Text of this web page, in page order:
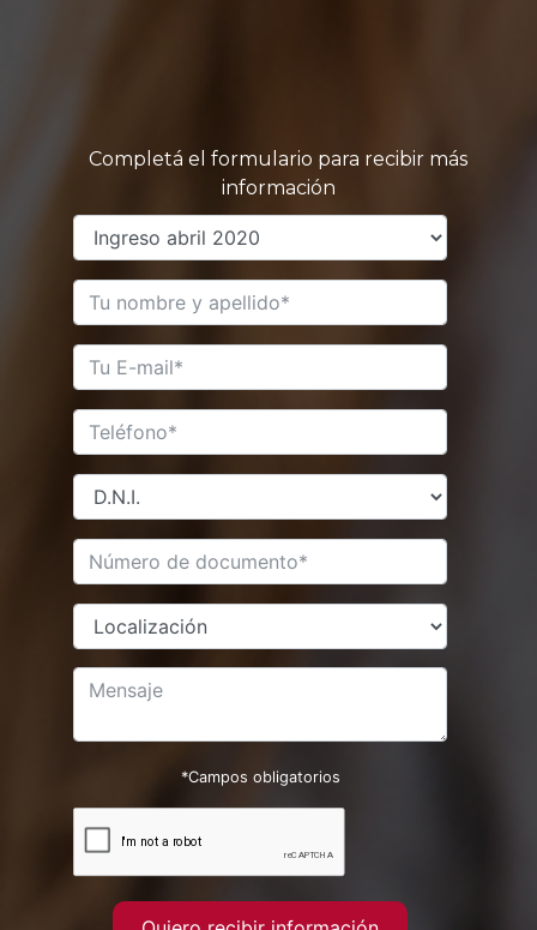
Completá el formulario para recibir más
información
*Campos obligatorios